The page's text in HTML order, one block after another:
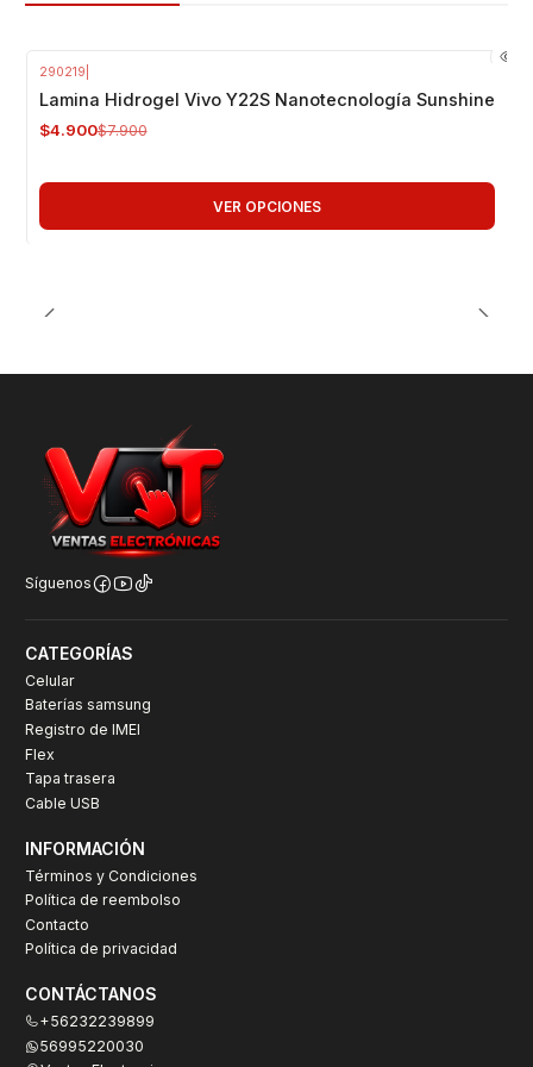
290219
Lamina Hidrogel Vivo Y22S Nanotecnología Sunshine
$4.900$7.900
VER OPCIONES
Síguenos
CATEGORÍAS
Celular
Baterías samsung
Registro de IMEI
Flex
Tapa trasera
Cable USB
INFORMACIÓN
Términos y Condiciones
Política de reembolso
Contacto
Política de privacidad
CONTÁCTANOS
+56232239899
56995220030